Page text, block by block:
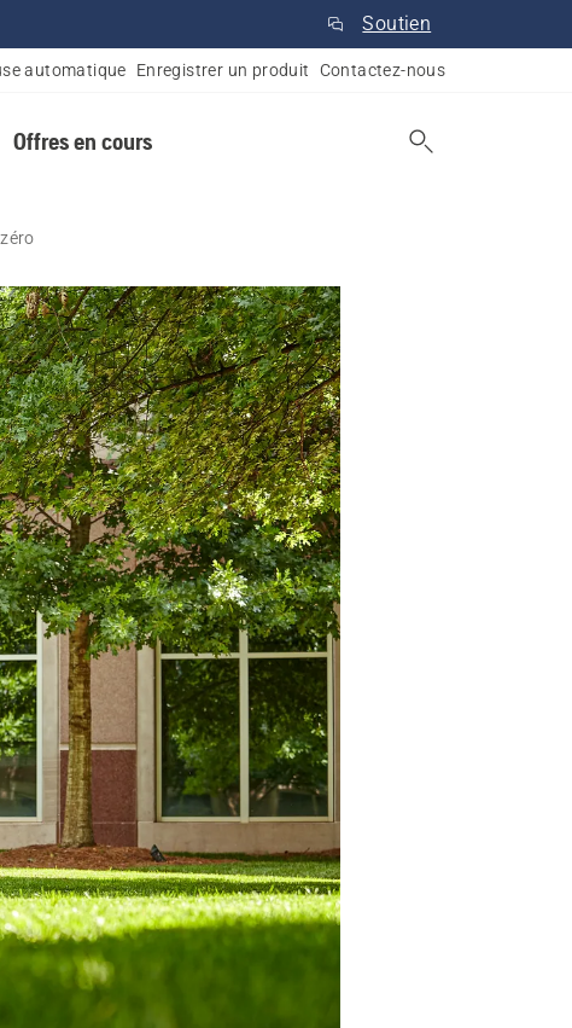
Soutien
automatique Enregistrer un produit Contactez-nous
Offres en cours